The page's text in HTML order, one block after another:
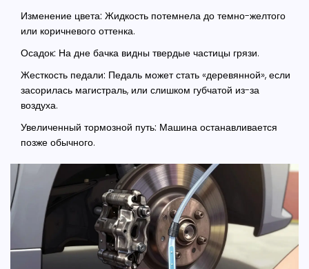
Изменение цвета: Жидкость потемнела до темно-желтого
или коричневого оттенка.
Осадок: На дне бачка видны твердые частицы грязи.
Жесткость педали: Педаль может стать «деревянной», если
засорилась магистраль, или слишком губчатой из-за
воздуха.
Увеличенный тормозной путь: Машина останавливается
позже обычного.